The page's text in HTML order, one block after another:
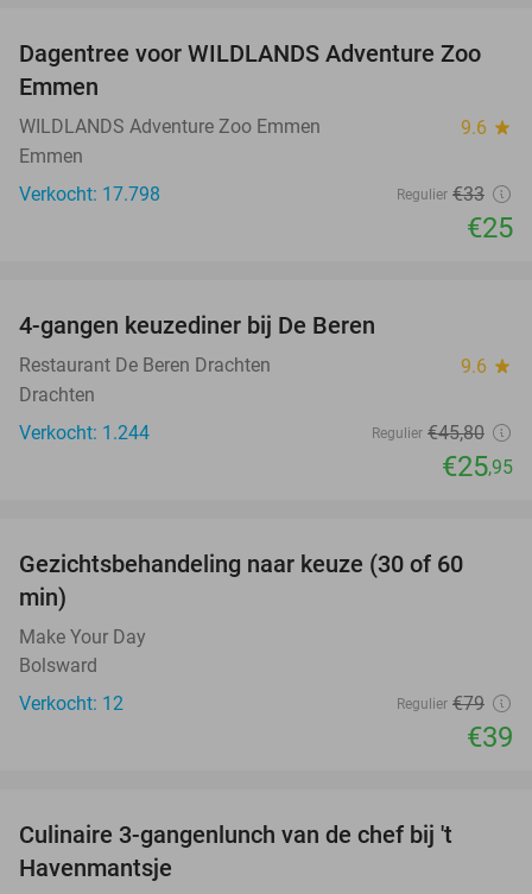
24%
Dagentree voor WILDLANDS Adventure Zoo
Emmen
WILDLANDS Adventure Zoo Emmen 9.6 star
Emmen
Verkocht: 17.798
Regulier €33
€25
4-gangen keuzediner bij De Beren
Restaurant De Beren Drachten 9.6 star
Drachten
Verkocht: 1.244
Regulier €45,80
€25,95
51%
Gezichtsbehandeling naar keuze (30 of 60
min)
Make Your Day
Bolsward
Verkocht: 12
Regulier €79
€39
Culinaire 3-gangenlunch van de chef bij 't
Havenmantsje